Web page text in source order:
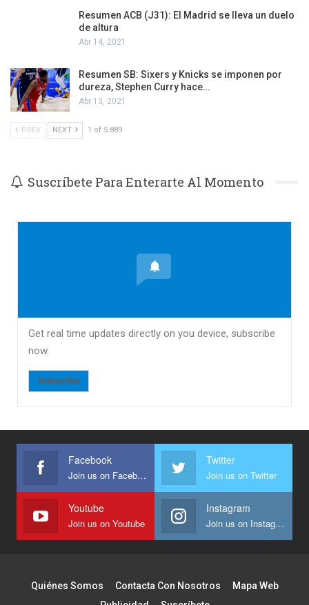
Resumen ACB (J31): El Madrid se lleva un duelo
de altura
Abr 14, 2021
Resumen SB: Sixers y Knicks se imponen por
dureza, Stephen Curry hace…
Abr 13, 2021
PREV NEXT 1 of 5.889
Suscríbete Para Enterarte Al Momento
Get real time updates directly on you device, subscribe
now.
Subscribe
Facebook
Join us on Facebook
Twitter
Join us on Twitter
Youtube
Join us on Youtube
Instagram
Join us on Instagram
Quiénes Somos Contacta Con Nosotros
Mapa Web